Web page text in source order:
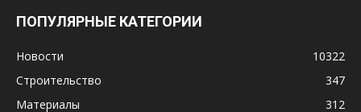
ПОПУЛЯРНЫЕ КАТЕГОРИИ
Новости
10322
Строительство
347
Материалы
312